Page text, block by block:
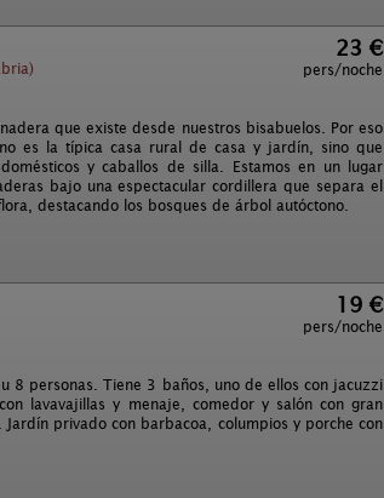
23 €
pers/noche
que existe desde nuestros bisabuelos. Por eso
es la típica casa rural de casa y jardín, sino que
y caballos de silla. Estamos en un lugar
bajo una espectacular cordillera que separa el
destacando los bosques de árbol autóctono.
19 €
pers/noche
8 personas. Tiene 3 baños, uno de ellos con jacuzzi
lavavajillas y menaje, comedor y salón con gran
privado con barbacoa, columpios y porche con